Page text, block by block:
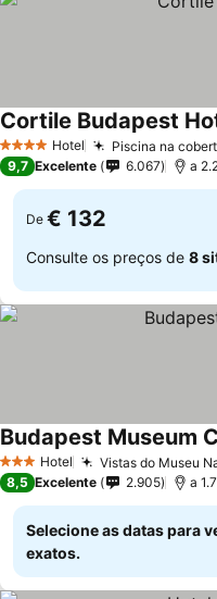
4 EstrelasHotel Piscina na
Cortile Budapest
9,7 Excelente 6.067 a
De € 132
Consulte os preços de 8
3 EstrelasHotel Vistas do Museu
Budapest Museum
8,5 Excelente 2.905 a
Selecione as datas para
exatos.